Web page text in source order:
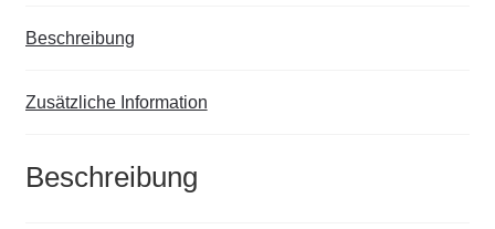
Beschreibung
Zusätzliche Information
Beschreibung